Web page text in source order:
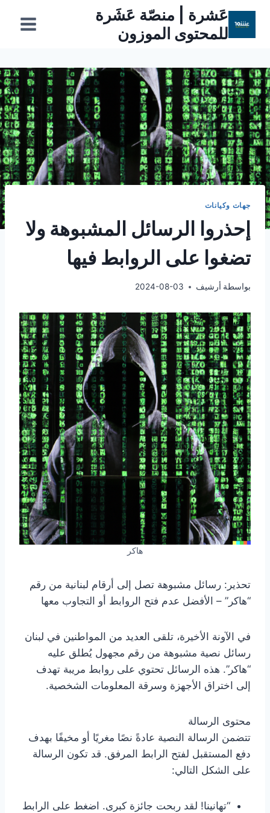
المحتوى
عَشرة | منصّة عَشَرة
للمحتوى الموزون
جهات وكيانات
إحذروا الرسائل المشبوهة ولا
تضغوا على الروابط فيها
بواسطة أرشيف 2024-08-03
هاكر
تحذير: رسائل مشبوهة تصل إلى أرقام لبنانية من رقم
“هاكر” – الأفضل عدم فتح الروابط أو التجاوب معها
في الآونة الأخيرة، تلقى العديد من المواطنين في لبنان
رسائل نصية مشبوهة من رقم مجهول يُطلق عليه
“هاكر”. هذه الرسائل تحتوي على روابط مريبة تهدف
إلى اختراق الأجهزة وسرقة المعلومات الشخصية.
محتوى الرسالة
تتضمن الرسالة النصية عادةً نصًا مغريًا أو مخيفًا بهدف
دفع المستقبل لفتح الرابط المرفق. قد تكون الرسالة
على الشكل التالي:
“تهانينا! لقد ربحت جائزة كبرى. اضغط على الرابط